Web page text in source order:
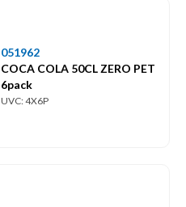
051962
COCA COLA 50CL ZERO PET
6pack
UVC: 4X6P